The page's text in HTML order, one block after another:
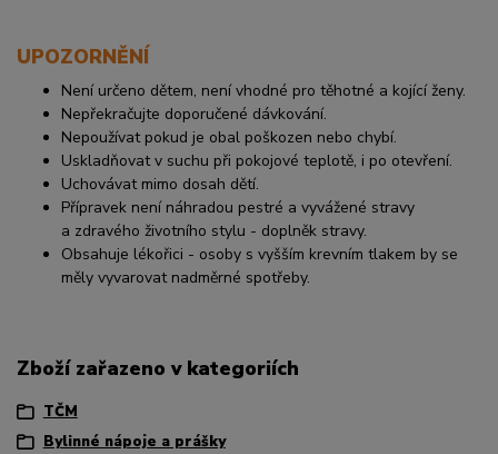
UPOZORNĚNÍ
Není určeno dětem, není vhodné pro těhotné a kojící ženy.
Nepřekračujte doporučené dávkování.
Nepoužívat pokud je obal poškozen nebo chybí.
Uskladňovat v suchu při pokojové teplotě, i po otevření.
Uchovávat mimo dosah dětí.
Přípravek není náhradou pestré a vyvážené stravy
a zdravého životního stylu - doplněk stravy.
Obsahuje lékořici - osoby s vyšším krevním tlakem by se
měly vyvarovat nadměrné spotřeby.
Zboží zařazeno v kategoriích
TČM
Bylinné nápoje a prášky